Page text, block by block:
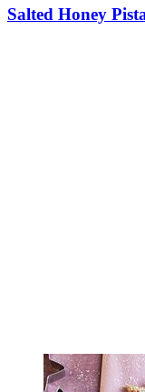
Salted Honey